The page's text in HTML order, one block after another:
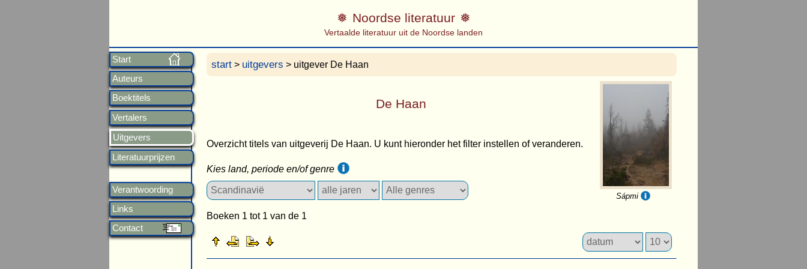
Start
Auteurs
Boektitels
Vertalers
Uitgevers
Literatuurprijzen
Verantwoording
Links
Contact
Noordse literatuur
Vertaalde literatuur uit de Noordse landen
start > uitgevers > uitgever De Haan
Sápmi
De Haan
Overzicht titels van uitgeverij De Haan. U kunt hieronder het filter instellen of veranderen.
Kies land, periode en/of genre
Boeken 1 tot 1 van de 1